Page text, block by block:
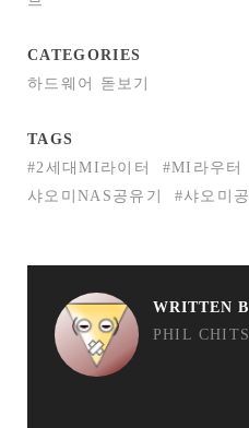
CATEGORIES
하드웨어 돋보기
TAGS
#2세대MI라이터
#MI라우터
샤오미NAS공유기
#샤오미
WRITTEN
PHIL